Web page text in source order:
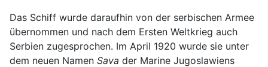
Das Schiff wurde daraufhin von der serbischen Armee
übernommen und nach dem Ersten Weltkrieg auch
Serbien zugesprochen. Im April 1920 wurde sie unter
dem neuen Namen Sava der Marine Jugoslawiens